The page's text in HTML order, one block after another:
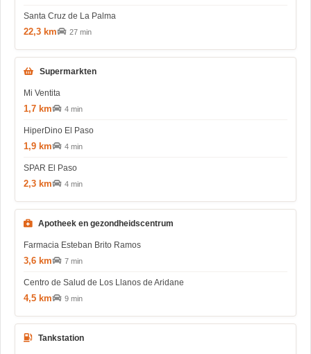
Santa Cruz de La Palma
22,3 km 27 min
Supermarkten
Mi Ventita
1,7 km 4 min
HiperDino El Paso
1,9 km 4 min
SPAR El Paso
2,3 km 4 min
Apotheek en gezondheidscentrum
Farmacia Esteban Brito Ramos
3,6 km 7 min
Centro de Salud de Los Llanos de Aridane
4,5 km 9 min
Tankstation